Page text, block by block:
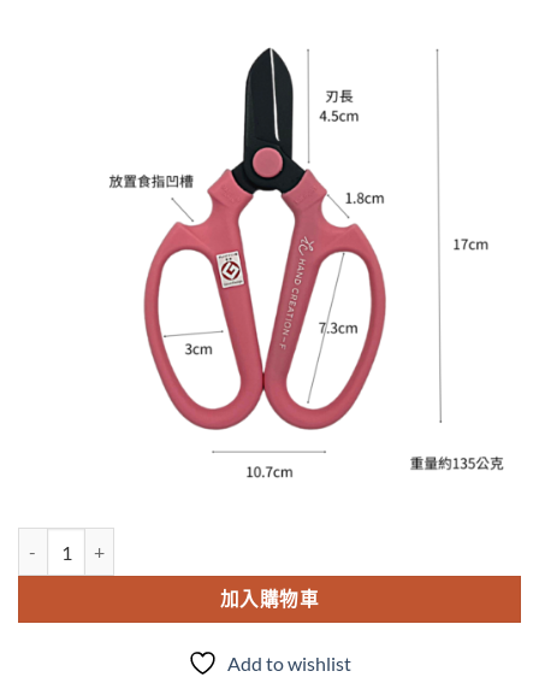
NT$990。
格：
NT$900。
加入購物車
Add to wishlist